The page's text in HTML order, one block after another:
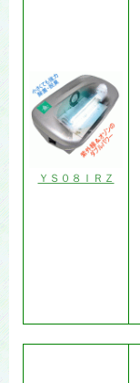
ＹＳ０８ＩＲＺ